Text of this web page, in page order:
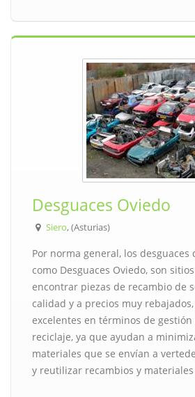
Desguaces Oviedo
Siero, (Asturias)
Por norma general, los desguaces
como Desguaces Oviedo, son
encontrar piezas de recambio de
calidad y a precios muy
excelentes en términos de
reciclaje, ya que ayudan a
materiales que se envían a
y reutilizar recambios y